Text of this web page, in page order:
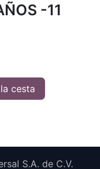
-11
cesta
S.A. de C.V.